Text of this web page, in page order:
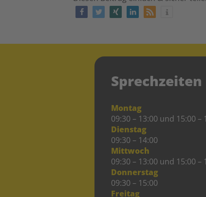
Sprechzeiten
Montag
09:30 – 13:00 und 15:00 –
Dienstag
09:30 – 14:00
Mittwoch
09:30 – 13:00 und 15:00 –
Donnerstag
09:30 – 15:00
Freitag